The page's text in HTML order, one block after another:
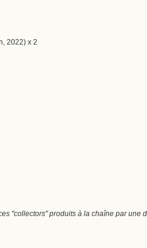
2022) x 2
"collectors" produits à la chaîne par